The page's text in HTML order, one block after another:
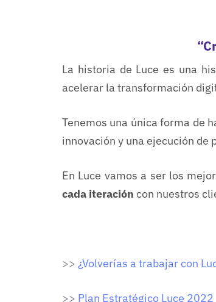
La historia de Luce es una
acelerar la transformación
Tenemos una única forma de
innovación y una ejecución de
En Luce vamos a ser los
cada iteración con nuestros
>> ¿Volverías a trabajar con
>> Plan Estratégico Luce 2022